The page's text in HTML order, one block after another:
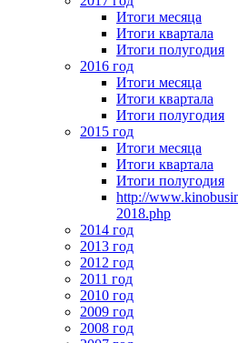
Итоги месяца
Итоги квартала
Итоги полугодия
2016 год
Итоги месяца
Итоги квартала
Итоги полугодия
2015 год
Итоги месяца
Итоги квартала
Итоги полугодия
http://
2018.php
2014 год
2013 год
2012 год
2011 год
2010 год
2009 год
2008 год